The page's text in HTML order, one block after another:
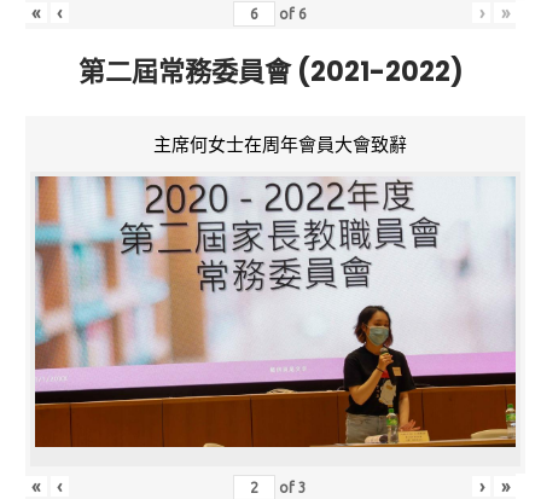
« ‹ of 6 › »
第二屆常務委員會 (2021-2022)
主席何女士在周年會員大會致辭
« ‹ of3 › »